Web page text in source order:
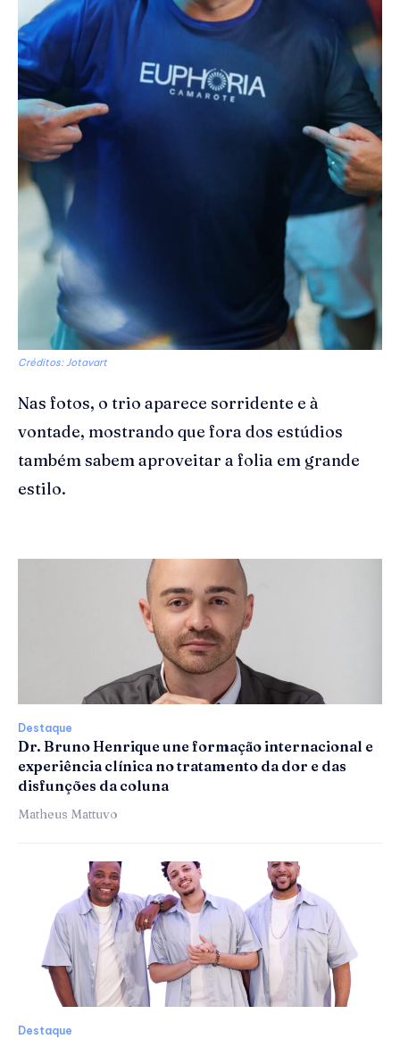
Créditos: Jotavart
Nas fotos, o trio aparece sorridente e à
vontade, mostrando que fora dos estúdios
também sabem aproveitar a folia em grande
estilo.
Destaque
Dr. Bruno Henrique une formação internacional e
experiência clínica no tratamento da dor e das
disfunções da coluna
Matheus Mattuvo
Destaque